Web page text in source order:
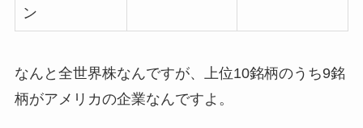
ン
なんと全世界株なんですが、上位10銘柄のうち9銘
柄がアメリカの企業なんですよ。